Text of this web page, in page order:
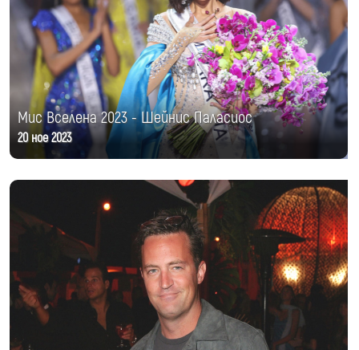
Мис Вселена 2023 - Шейнис Паласиос
20 ное 2023